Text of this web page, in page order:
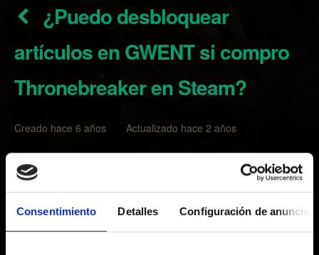
Consentimiento Detalles Configuración de anuncios
¿Puedo desbloquear
artículos en GWENT si compro
Thronebreaker en Steam?
Creado hace 6 años Actualizado hace 2 años
Sí puedes. Para hacerlo:
2. Comprueba que estés en línea.
3. Inicia sesión en la cuenta de GOG.com en la que